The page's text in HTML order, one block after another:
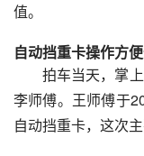
值。
自动挡重卡操作方
拍车当天，掌
李师傅。王师傅于
自动挡重卡，这次